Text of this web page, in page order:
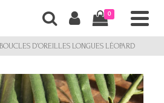
0
BOUCLES D’OREILLES LONGUES LÉOPARD